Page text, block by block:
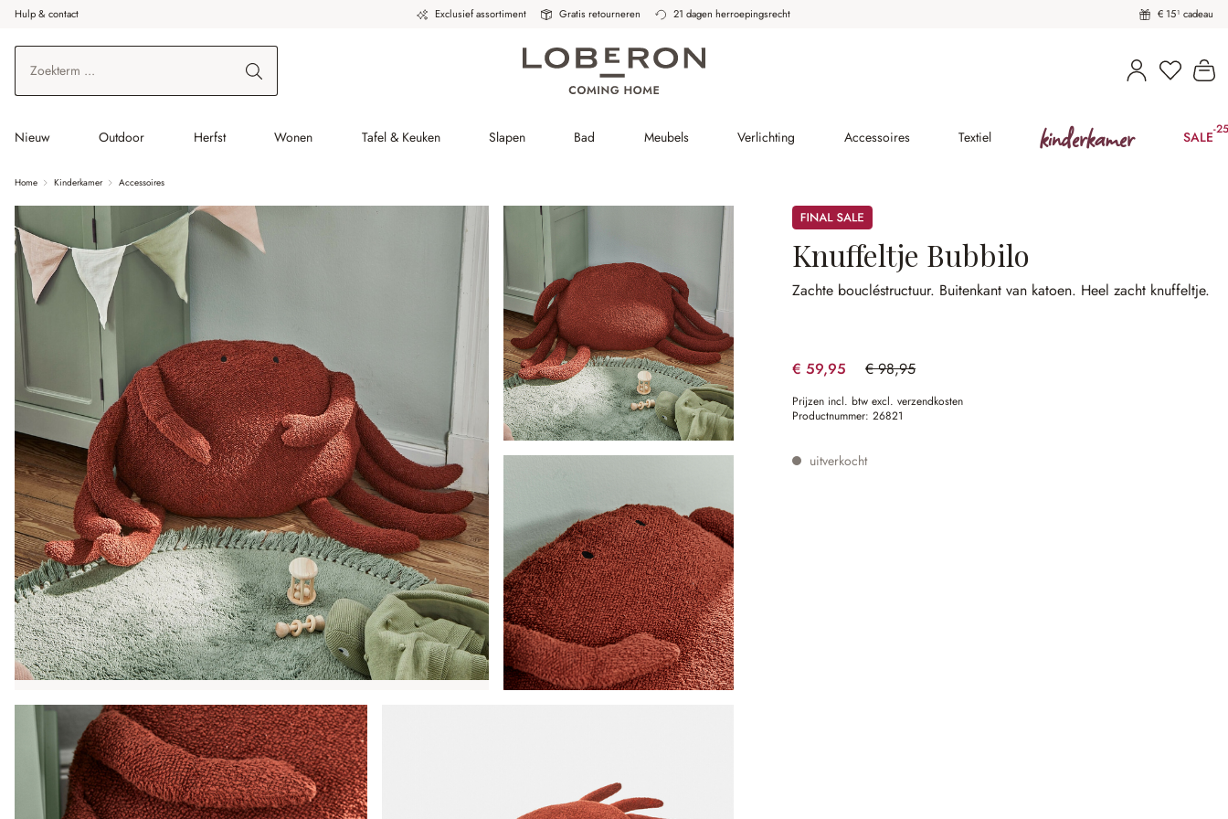
de hoofdinhoud
Ga naar zoeken
Ga naar de hoofdnavigatie
Hulp & contact Exclusief assortiment Gratis retourneren 21 dagen herroepingsrecht € 15¹ cadeau
U heeft
Nieuw Outdoor Herfst Wonen Tafel & Keuken Slapen Bad Meubels Verlichting Accessoires Textiel kinderkamer SALE-
Home Kinderkamer Accessoires
Sale
Knuffeltje Bubbilo
Zachte boucléstructuur. Buitenkant van katoen. Heel zacht knuffeltje.
€ 59,95 € 98,95
(39.41% gespart)
Prijzen incl. btw excl. verzendkosten
Productnummer:26821
uitverkocht